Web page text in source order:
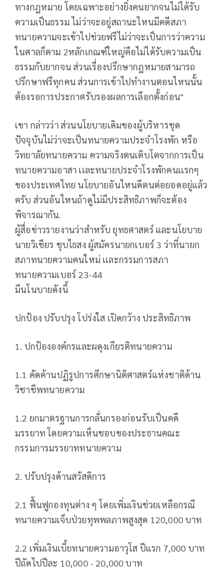
ทางกฎหมาย โดยเฉพาะอย่างยิ่งคนยากจนไม่ได้รับ
ความเป็นธรรม ไม่ว่าจะอยู่สถานะไหนมีคดีสภา
ทนายความจะเข้าไปช่วยฟรีไม่ว่าจะเป็นการว่าความ
ในศาลก็ตาม 2หลักเกณฑ์ใหญ่คือไม่ได้รับความเป็น
ธรรมกับยากจน ส่วนเรื่องปรึกษากฎหมายสามารถ
ปรึกษาฟรีทุกคน ส่วนการเข้าไปทำงานตอนไหนนั้น
ต้องรอการประกาศรับรองผลการเลือกตั้งก่อน"
เขา กล่าวว่า ส่วนนโยบายเดิมของผู้บริหารชุด
ปัจจุบันไม่ว่าจะเป็นทนายความประจำโรงพัก หรือ
วิทยาลัยทนายความ ความจริงตนเติบโตจากการเป็น
ทนายความอาสา เเละทนายประจำโรงพักคนเเรกๆ
ของประเทศไทย นโยบายอันไหนดีตนต่อยอดอยู่แล้ว
ครับ ส่วนอันไหนถ้าดูไม่มีประสิทธิภาพก็จะต้อง
พิจารณากัน.
ผู้สื่อข่าวรายงานว่าสำหรับ ยุทธศาสตร์ และนโยบาย
นายวิเชียร ชุบไธสง ผู้สมัครนายกเบอร์ 3 ว่าที่นายก
สภาทนายความคนใหม่ เเละกรรมการสภา
ทนายความเบอร์ 23-44
มีนโนบายดังนี้
ปกป้อง ปรับปรุง โปร่งใส เปิดกว้าง ประสิทธิภาพ
1. ปกป้ององค์กรและผดุงเกียรติทนายความ
1.1 คัดค้านปฏิรูปการศึกษานิติศาสตร์แห่งชาติด้าน
วิชาชีพทนายความ
1.2 ยกมาตรฐานการกลั่นกรองก่อนรับเป็นคดี
มรรยาท โดยความเห็นชอบของประธานคณะ
กรรมการมรรยาททนายความ
2. ปรับปรุงด้านสวัสดิการ
2.1 ฟื้นฟูกองทุนต่าง ๆ โดยเพิ่มเงินช่วยเหลือกรณี
ทนายความเจ็บป่วยทุพพลภาพสูงสุด 120,000 บาท
2.2 เพิ่มเงินเบี้ยทนายความอาวุโส ปีแรก 7,000 บาท
ปีถัดไปปีละ 10,000 - 20,000 บาท